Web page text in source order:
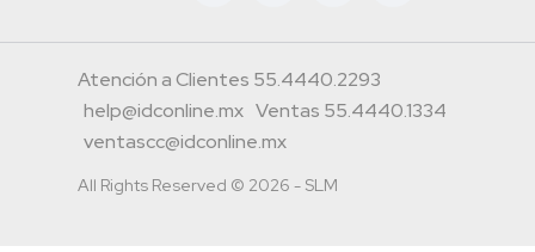
Atención a Clientes 55.4440.2293
help@idconline.mx Ventas 55.4440.1334
ventascc@idconline.mx
All Rights Reserved © 2026 - SLM